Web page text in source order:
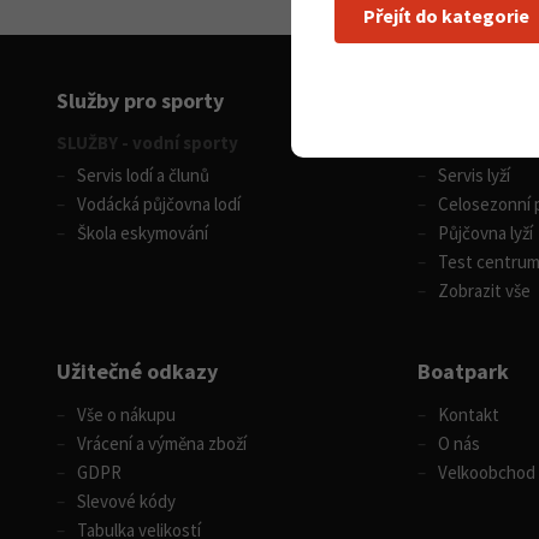
Služby pro sporty
SLUŽBY - vodní sporty
Servis lodí a člunů
Vodácká půjčovna lodí
Škola eskymování
Servis lyží
Celosezonní
Půjčovna lyží
Test
Zobrazit vše
Užitečné odkazy
Vše o nákupu
Vrácení a výměna zboží
GDPR
Slevové kódy
Tabulka velikostí
Boatpark
Kontakt
O nás
Velkoobchod
Přejít do kategorie